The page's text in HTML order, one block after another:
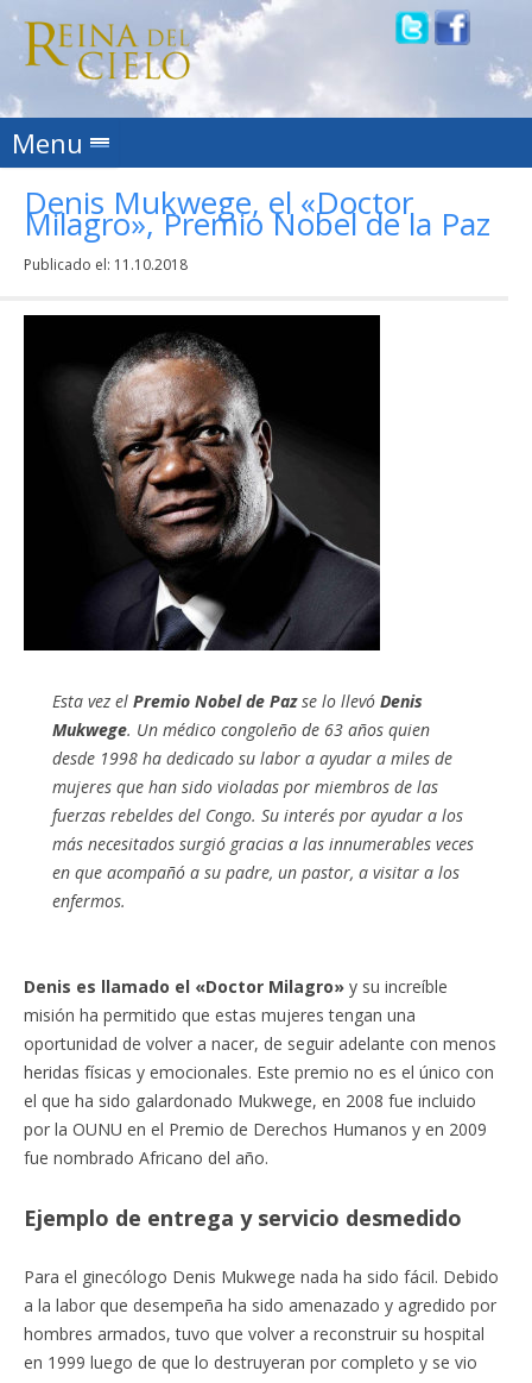
Menu Skip to content
Denis Mukwege, el «Doctor
Milagro», Premio Nobel de la Paz
Publicado el: 11.10.2018
Esta vez el Premio Nobel de Pazse lo llevó Denis
Mukwege. Un médico congoleño de 63 años quien
desde 1998 ha dedicado su labor a ayudar a miles de
mujeres que han sido violadas por miembros de las
fuerzas rebeldes del Congo. Su interés por ayudar a los
más necesitados surgió gracias a las innumerables veces
en que acompañó a su padre, un pastor, a visitar a los
enfermos.
Denis es llamado el «Doctor Milagro» y su increíble
misión ha permitido que estas mujeres tengan una
oportunidad de volver a nacer, de seguir adelante con menos
heridas físicas y emocionales. Este premio no es el único con
el que ha sido galardonado Mukwege, en 2008 fue incluido
por la OUNU en el Premio de Derechos Humanos y en 2009
fue nombrado Africano del año.
Ejemplo de entrega y servicio desmedido
Para el ginecólogo Denis Mukwege nada ha sido fácil. Debido
a la labor que desempeña ha sido amenazado y agredido por
hombres armados, tuvo que volver a reconstruir su hospital
en 1999 luego de que lo destruyeran por completo y se vio